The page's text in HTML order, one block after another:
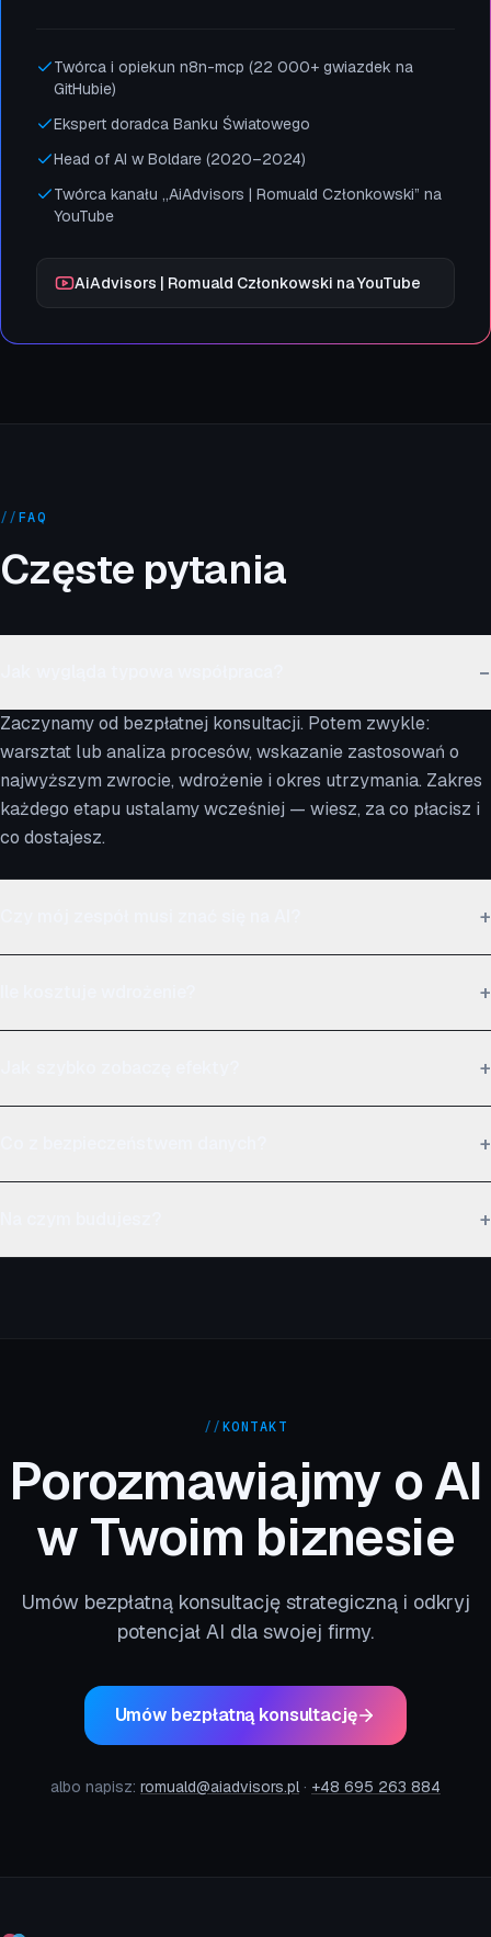
Twórca i opiekun n8n-mcp (22 000+ gwiazdek na
GitHubie)
Ekspert doradca Banku Światowego
Head of AI w Boldare (2020–2024)
Twórca kanału „AiAdvisors | Romuald Członkowski” na
YouTube
AiAdvisors | Romuald Członkowski na YouTube
//FAQ
Częste pytania
−
Zaczynamy od bezpłatnej konsultacji. Potem zwykle:
warsztat lub analiza procesów, wskazanie zastosowań o
najwyższym zwrocie, wdrożenie i okres utrzymania. Zakres
każdego etapu ustalamy wcześniej — wiesz, za co płacisz i
co dostajesz.
+
+
+
+
+
//KONTAKT
Porozmawiajmy o AI
w Twoim biznesie
Umów bezpłatną konsultację strategiczną i odkryj
potencjał AI dla swojej firmy.
Umów bezpłatną konsultację
albo napisz: romuald@aiadvisors.pl · +48 695 263 884